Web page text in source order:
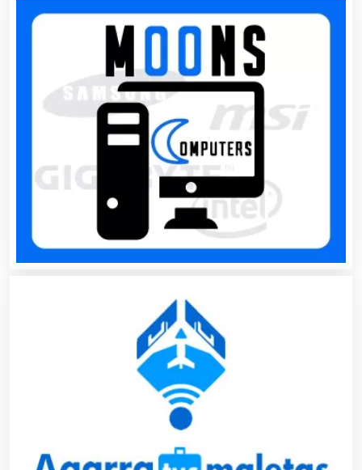
Cafeterías
Cajas de Ahorro
Cámaras de Comercio
Camiones para Fletes
Cancelería de Aluminio